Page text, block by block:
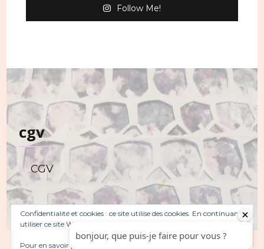
Follow Me!
cgv
CGV
Confidentialité et cookies : ce site utilise des cookies. En continuant à
utiliser ce site Web, vous acceptez leur utilisation.
Pour en savoir plus, notamment sur la façon de contrôler les